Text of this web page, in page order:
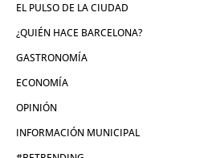
EL PULSO DE LA CIUDAD
¿QUIÉN HACE BARCELONA?
GASTRONOMÍA
ECONOMÍA
OPINIÓN
INFORMACIÓN MUNICIPAL